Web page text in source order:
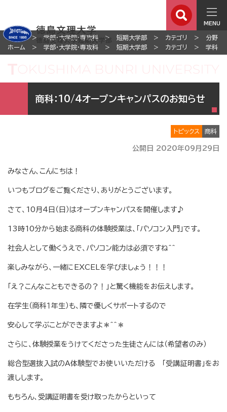
MENU
ホーム 学部・大学院・専攻科 短期大学部 カテゴリ
分野
ホーム
学部・大学院・専攻科 短期大学部 カテゴリ 学科
商科：10/4オープンキャンパスのお知らせ
トピックス 商科
公開日 2020年09月29日
みなさん、こんにちは！
いつもブログをご覧くださり、ありがとうございます。
さて、10月4日（日）はオープンキャンパスを開催します♪
13時10分から始まる商科の体験授業は、「パソコン入門」です。
社会人として働くうえで、パソコン能力は必須ですね＾＾
楽しみながら、一緒にEXCELを学びましょう！！！
「え？こんなこともできるの？！」と驚く機能をお伝えします。
在学生（商科１年生）も、隣で優しくサポートするので
安心して学ぶことができますよ＊＾＾＊
さらに、体験授業をうけてくださった生徒さんには（希望者のみ）
総合型選抜入試のA体験型でお使いいただける 「受講証明書」をお
渡しします。
もちろん、受講証明書を受け取ったからといって